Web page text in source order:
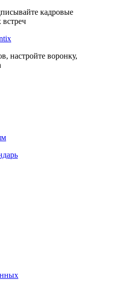
кадровые
настройте воронку,